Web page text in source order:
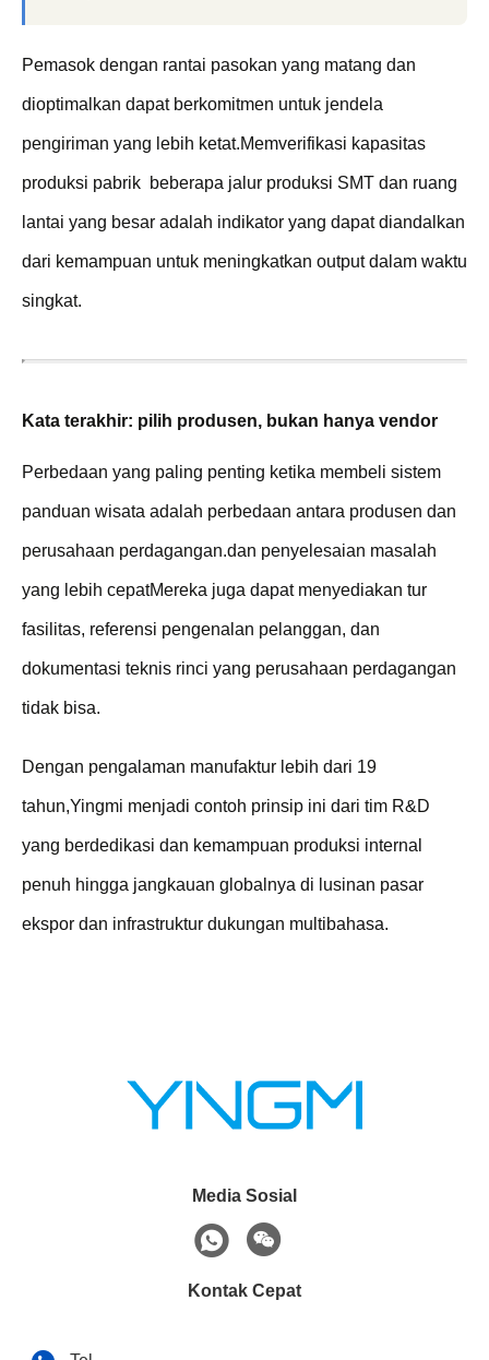
Pemasok dengan rantai pasokan yang matang dan
dioptimalkan dapat berkomitmen untuk jendela
pengiriman yang lebih ketat.Memverifikasi kapasitas
produksi pabrik ️ beberapa jalur produksi SMT dan ruang
lantai yang besar adalah indikator yang dapat diandalkan
dari kemampuan untuk meningkatkan output dalam waktu
singkat.
Kata terakhir: pilih produsen, bukan hanya vendor
Perbedaan yang paling penting ketika membeli sistem
panduan wisata adalah perbedaan antara produsen dan
perusahaan perdagangan.dan penyelesaian masalah
yang lebih cepatMereka juga dapat menyediakan tur
fasilitas, referensi pengenalan pelanggan, dan
dokumentasi teknis rinci yang perusahaan perdagangan
tidak bisa.
Dengan pengalaman manufaktur lebih dari 19
tahun,Yingmi menjadi contoh prinsip ini dari tim R&D
yang berdedikasi dan kemampuan produksi internal
penuh hingga jangkauan globalnya di lusinan pasar
ekspor dan infrastruktur dukungan multibahasa.
Media Sosial
Kontak Cepat